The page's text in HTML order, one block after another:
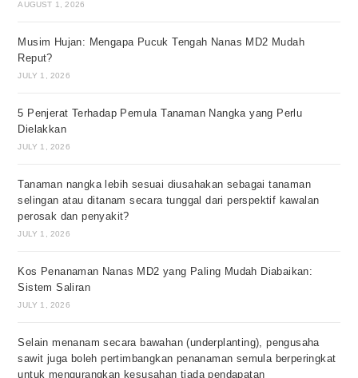
AUGUST 1, 2026
Musim Hujan: Mengapa Pucuk Tengah Nanas MD2 Mudah
Reput?
JULY 1, 2026
5 Penjerat Terhadap Pemula Tanaman Nangka yang Perlu
Dielakkan
JULY 1, 2026
Tanaman nangka lebih sesuai diusahakan sebagai tanaman
selingan atau ditanam secara tunggal dari perspektif kawalan
perosak dan penyakit?
JULY 1, 2026
Kos Penanaman Nanas MD2 yang Paling Mudah Diabaikan:
Sistem Saliran
JULY 1, 2026
Selain menanam secara bawahan (underplanting), pengusaha
sawit juga boleh pertimbangkan penanaman semula berperingkat
untuk mengurangkan kesusahan tiada pendapatan